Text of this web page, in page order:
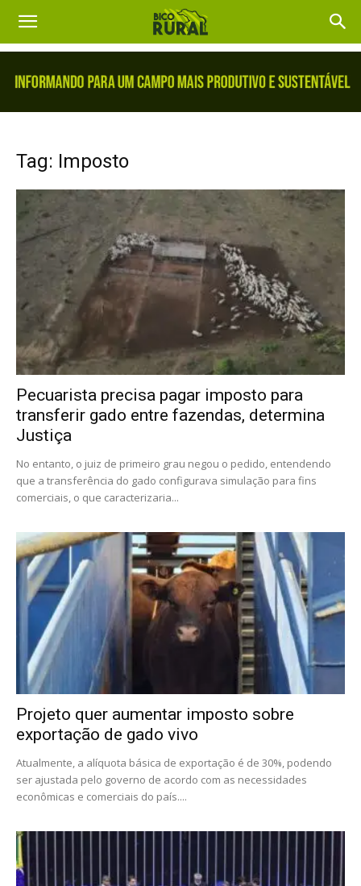
Tag: Imposto
Pecuarista precisa pagar imposto para
transferir gado entre fazendas, determina
Justiça
No entanto, o juiz de primeiro grau negou o pedido, entendendo
que a transferência do gado configurava simulação para fins
comerciais, o que caracterizaria...
Projeto quer aumentar imposto sobre
exportação de gado vivo
Atualmente, a alíquota básica de exportação é de 30%, podendo
ser ajustada pelo governo de acordo com as necessidades
econômicas e comerciais do país....